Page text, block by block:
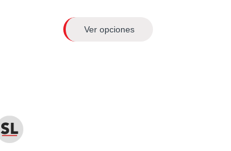
Ver opciones